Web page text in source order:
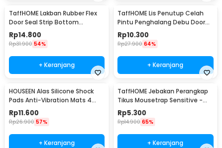
TaffHOME Lakban Rubber Flex
Door Seal Strip Bottom
Waterproof 45mmx5M - TP39
Rp14.800
Rp31.900 54%
+ Keranjang
TaffHOME Lis Penutup Celah
Pintu Penghalang Debu Door
Bottom Seal 1M - LQ7
Rp10.300
Rp27.900 64%
+ Keranjang
HOUSEEN Alas Silicone Shock
Pads Anti-Vibration Mats 4
PCS - NY522
Rp11.600
Rp26.900 57%
+ Keranjang
TaffHOME Jebakan Perangkap
Tikus Mousetrap Sensitive -
ZL-2021
Rp5.300
Rp14.900 65%
+ Keranjang